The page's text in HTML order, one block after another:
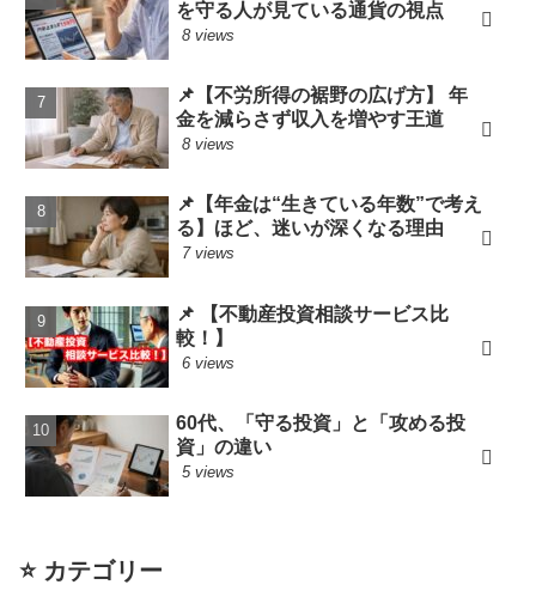
を守る人が見ている通貨の視点
8 views
📌【不労所得の裾野の広げ方】 年
金を減らさず収入を増やす王道
8 views
📌【年金は“生きている年数”で考え
る】ほど、迷いが深くなる理由
7 views
📌 【不動産投資相談サービス比
較！】
6 views
60代、「守る投資」と「攻める投
資」の違い
5 views
⭐️ カテゴリー